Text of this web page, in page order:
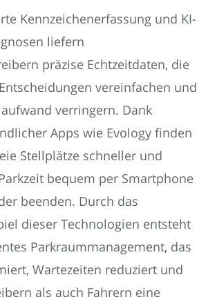
Kennzeichenerfassung und KI-
liefern
präzise Echtzeitdaten, die
vereinfachen und
verringern. Dank
Apps wie Evology finden
Stellplätze schneller und
bequem per Smartphone
beenden. Durch das
dieser Technologien entsteht
Parkraummanagement, das
Wartezeiten reduziert und
als auch Fahrern eine